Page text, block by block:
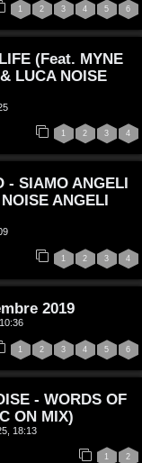
1 2 3 4 5 6
(Feat. MYNE
LUCA NOISE
1 2 3 4
- SIAMO ANGELI
ANGELI
1 2 3 4
2019
1 2 3 4 5 6
- WORDS OF
ON MIX)
18:13
1 2